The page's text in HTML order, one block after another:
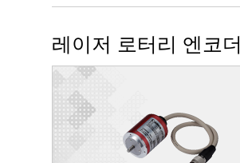
레이저 로터리 엔코더